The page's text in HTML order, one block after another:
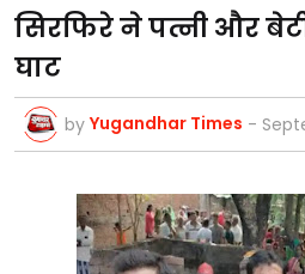
सिरफिरे ने पत्नी और
घाट
by Yugandhar Times -